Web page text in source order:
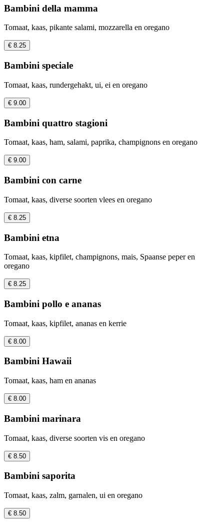
Bambini della mamma
Tomaat, kaas, pikante salami, mozzarella en oregano
€ 8.25
Bambini speciale
Tomaat, kaas, rundergehakt, ui, ei en oregano
€ 9.00
Bambini quattro stagioni
Tomaat, kaas, ham, salami, paprika, champignons en oregano
€ 9.00
Bambini con carne
Tomaat, kaas, diverse soorten vlees en oregano
€ 8.25
Bambini etna
Tomaat, kaas, kipfilet, champignons, mais, Spaanse peper en
oregano
€ 8.25
Bambini pollo e ananas
Tomaat, kaas, kipfilet, ananas en kerrie
€ 8.00
Bambini Hawaii
Tomaat, kaas, ham en ananas
€ 8.00
Bambini marinara
Tomaat, kaas, diverse soorten vis en oregano
€ 8.50
Bambini saporita
Tomaat, kaas, zalm, garnalen, ui en oregano
€ 8.50